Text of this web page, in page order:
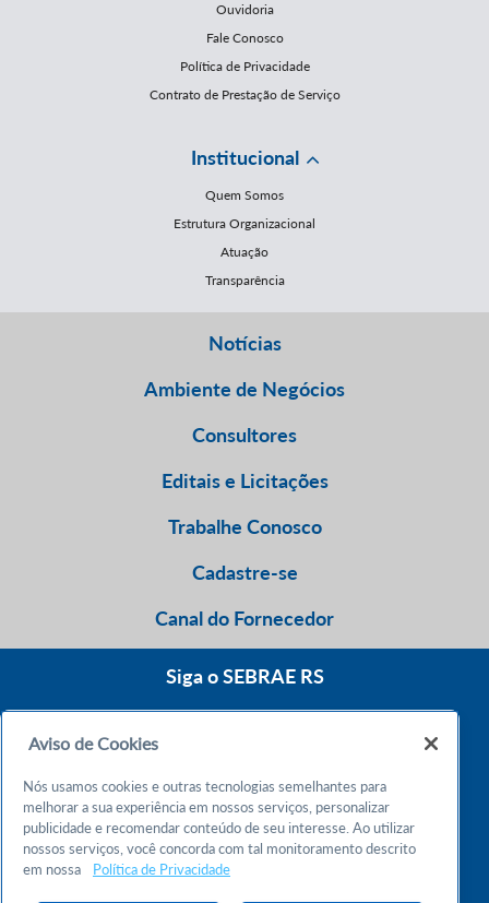
Ouvidoria
Fale Conosco
Política de Privacidade
Contrato de Prestação de Serviço
Institucional
Quem Somos
Estrutura Organizacional
Atuação
Transparência
Notícias
Ambiente de Negócios
Consultores
Editais e Licitações
Trabalhe Conosco
Cadastre-se
Canal do Fornecedor
Siga o SEBRAE RS
Atendimento 24h
Chame no WhatsApp
Aviso de Cookies
Nós usamos cookies e outras tecnologias semelhantes para
melhorar a sua experiência em nossos serviços, personalizar
publicidade e recomendar conteúdo de seu interesse. Ao utilizar
nossos serviços, você concorda com tal monitoramento descrito
em nossa
Política de Privacidade